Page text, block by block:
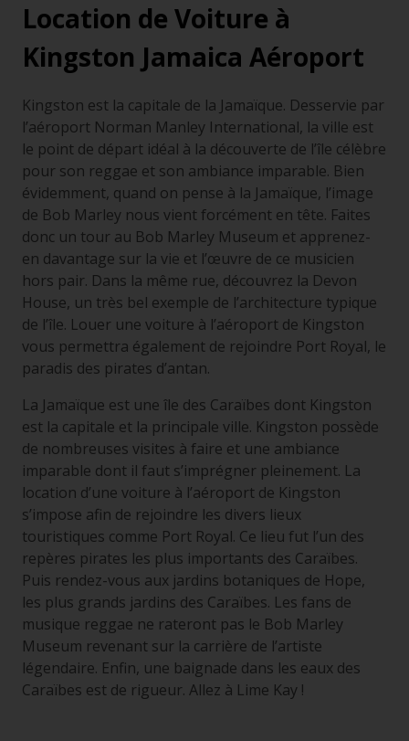
Location de Voiture à
Kingston Jamaica Aéroport
Kingston est la capitale de la Jamaïque. Desservie par
l’aéroport Norman Manley International, la ville est
le point de départ idéal à la découverte de l’île célèbre
pour son reggae et son ambiance imparable. Bien
évidemment, quand on pense à la Jamaïque, l’image
de Bob Marley nous vient forcément en tête. Faites
donc un tour au Bob Marley Museum et apprenez-
en davantage sur la vie et l’œuvre de ce musicien
hors pair. Dans la même rue, découvrez la Devon
House, un très bel exemple de l’architecture typique
de l’île. Louer une voiture à l’aéroport de Kingston
vous permettra également de rejoindre Port Royal, le
paradis des pirates d’antan.
La Jamaïque est une île des Caraïbes dont Kingston
est la capitale et la principale ville. Kingston possède
de nombreuses visites à faire et une ambiance
imparable dont il faut s’imprégner pleinement. La
location d’une voiture à l’aéroport de Kingston
s’impose afin de rejoindre les divers lieux
touristiques comme Port Royal. Ce lieu fut l’un des
repères pirates les plus importants des Caraïbes.
Puis rendez-vous aux jardins botaniques de Hope,
les plus grands jardins des Caraïbes. Les fans de
musique reggae ne rateront pas le Bob Marley
Museum revenant sur la carrière de l’artiste
légendaire. Enfin, une baignade dans les eaux des
Caraïbes est de rigueur. Allez à Lime Kay !